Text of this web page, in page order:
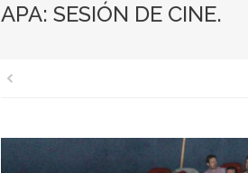
APA: SESIÓN DE CINE.